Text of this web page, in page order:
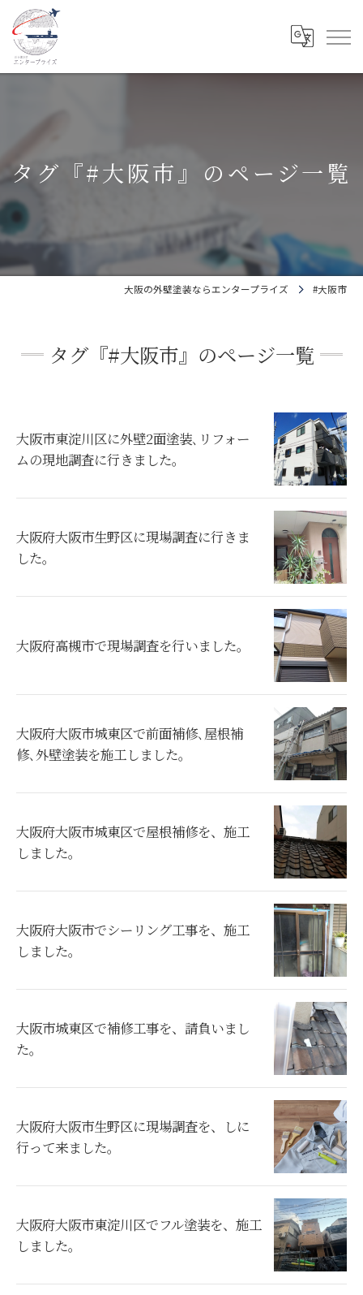
タグ『#大阪市』のページ一覧
大阪の外壁塗装ならエンタープライズ #大阪市
タグ『#大阪市』のページ一覧
大阪市東淀川区に外壁2面塗装､リフォー
ムの現地調査に行きました。
大阪府大阪市生野区に現場調査に行きま
した。
大阪府高槻市で現場調査を行いました。
大阪府大阪市城東区で前面補修､屋根補
修､外壁塗装を施工しました。
大阪府大阪市城東区で屋根補修を、施工
しました。
大阪府大阪市でシーリング工事を、施工
しました。
大阪市城東区で補修工事を、請負いまし
た。
大阪府大阪市生野区に現場調査を、しに
行って来ました。
大阪府大阪市東淀川区でフル塗装を、施工
しました。